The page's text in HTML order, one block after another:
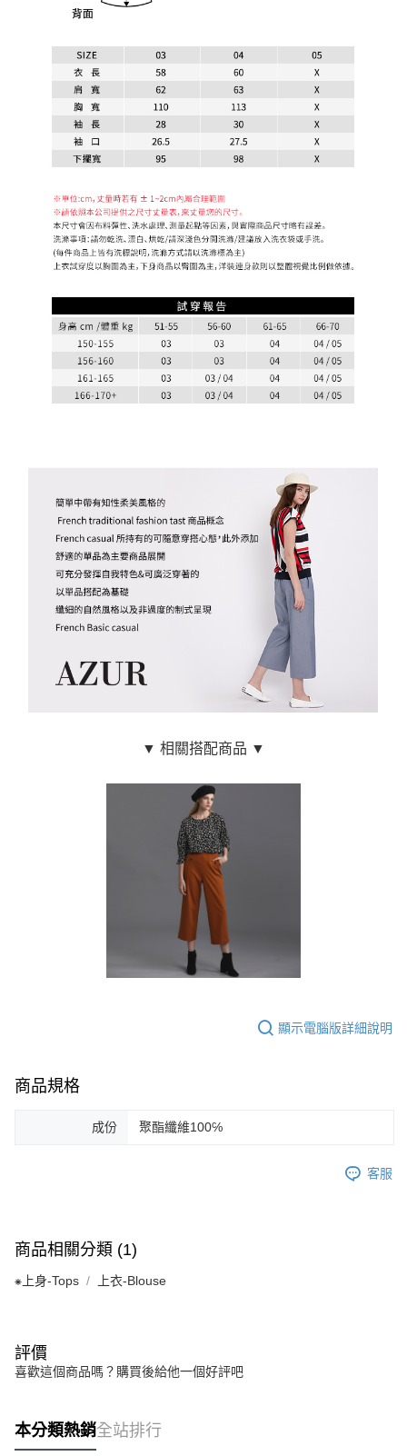
▼ 相關搭配商品 ▼
顯示電腦版詳細說明
商品規格
成份 聚酯纖維100℅
客服
商品相關分類 (1)
⁕上身-Tops 上衣-Blouse
評價
喜歡這個商品嗎？購買後給他一個好評吧
本分類熱銷全站排行